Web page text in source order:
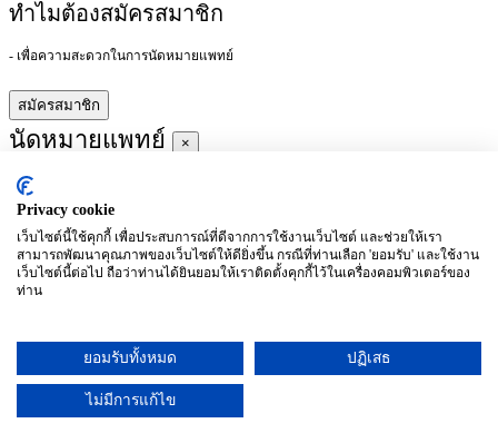
ทำไมต้องสมัครสมาชิก
- เพื่อความสะดวกในการนัดหมายแพทย์
สมัครสมาชิก
นัดหมายแพทย์ ×
ผู้ชำนาญการ
ประจำ :
อาทิตย์
จันทร์
(27/09)
อังคาร
(28/09)
พุธ
พฤหัสบดี
ศุกร์
เสาร์
Privacy cookie
เว็บไซต์นี้ใช้คุกกี้ เพื่อประสบการณ์ที่ดีจากการใช้งานเว็บไซต์ และช่วยให้เรา
สามารถพัฒนาคุณภาพของเว็บไซต์ให้ดียิ่งขึ้น กรณีที่ท่านเลือก 'ยอมรับ' และใช้งาน
เว็บไซต์นี้ต่อไป ถือว่าท่านได้ยินยอมให้เราติดตั้งคุกกี้ไว้ในเครื่องคอมพิวเตอร์ของ
ท่าน
ยอมรับทั้งหมด ปฏิเสธ
ไม่มีการแก้ไข